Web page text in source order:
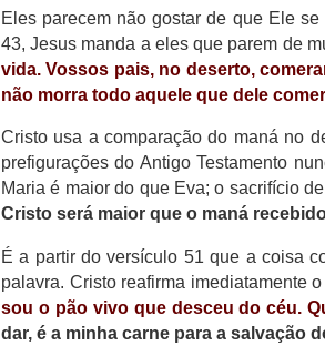
Eles parecem não gostar de que Ele se
43, Jesus manda a eles que parem de
vida. Vossos pais, no deserto,
não morra todo aquele que dele
Cristo usa a comparação do maná no
prefigurações do Antigo Testamento
Maria é maior do que Eva; o sacrifício
Cristo será maior que o maná
É a partir do versículo 51 que a coisa
palavra. Cristo reafirma imediatamente
sou o pão vivo que desceu do céu.
dar, é a minha carne para a salvação